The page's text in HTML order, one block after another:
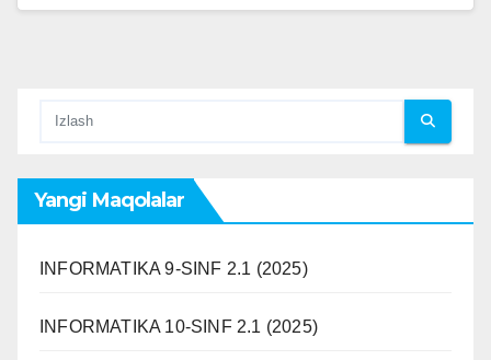
Yangi Maqolalar
INFORMATIKA 9-SINF 2.1 (2025)
INFORMATIKA 10-SINF 2.1 (2025)